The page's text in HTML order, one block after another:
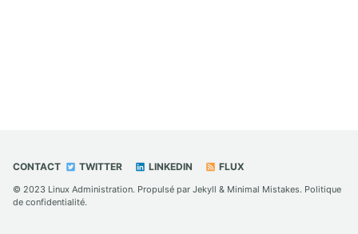
CONTACT TWITTER LINKEDIN FLUX
© 2023 Linux Administration. Propulsé par Jekyll & Minimal Mistakes. Politique
de confidentialité.